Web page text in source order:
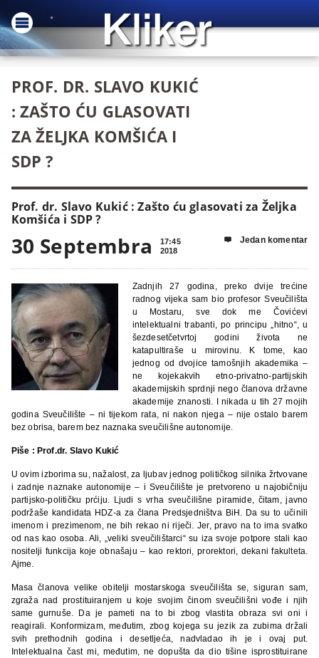
PROF. DR. SLAVO KUKIĆ
: ZAŠTO ĆU GLASOVATI
ZA ŽELJKA KOMŠIĆA I
SDP ?
Prof. dr. Slavo Kukić : Zašto ću glasovati za Željka
Komšića i SDP ?
30 Septembra
17:45
2018
 Jedan komentar
Zadnjih 27 godina, preko dvije trećine
radnog vijeka sam bio profesor Sveučilišta
u Mostaru, sve dok me Čovićevi
intelektualni trabanti, po principu „hitno“, u
šezdesetčetvrtoj godini života ne
katapultiraše u mirovinu. K tome, kao
jednog od dvojice tamošnjih akademika –
ne kojekakvih etno-privatno-partijskih
akademijskih sprdnji nego članova državne
akademije znanosti. I nikada u tih 27 mojih
godina Sveučilište – ni tijekom rata, ni nakon njega – nije ostalo barem
bez obrisa, barem bez naznaka sveučilišne autonomije.
Piše : Prof.dr. Slavo Kukić
U ovim izborima su, nažalost, za ljubav jednog političkog silnika žrtvovane
i zadnje naznake autonomije – i Sveučilište je pretvoreno u najobičniju
partijsko-političku prćiju. Ljudi s vrha sveučilišne piramide, čitam, javno
podržaše kandidata HDZ-a za člana Predsjedništva BiH. Da su to učinili
imenom i prezimenom, ne bih rekao ni riječi. Jer, pravo na to ima svatko
od nas kao osoba. Ali, „veliki sveučilištarci“ su iza svoje potpore stali kao
nositelji funkcija koje obnašaju – kao rektori, prorektori, dekani fakulteta.
Ajme.
Masa članova velike obitelji mostarskoga sveučilišta se, siguran sam,
zgraža nad prostituiranjem u koje svojim činom sveučilišni vođe i njih
same gurnuše. Da je pameti na to bi zbog vlastita obraza svi oni i
reagirali. Konformizam, međutim, zbog kojega su jezik za zubima držali
svih prethodnih godina i desetljeća, nadvladao ih je i ovaj put.
Intelektualna čast mi, međutim, ne dopušta da dio tišine isprostituirane